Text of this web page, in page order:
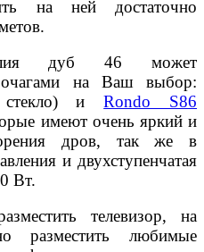
на ней достаточно
дуб 46 может
очагами на Ваш выбор:
стекло) иRondo S86
имеют очень яркий и
дров, так же в
и двухступенчатая
Вт.
телевизор, на
разместить любимые